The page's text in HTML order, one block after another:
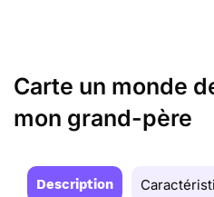
Carte un monde
mon grand-père
Description